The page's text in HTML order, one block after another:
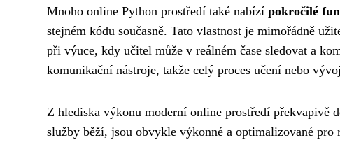
Mnoho online Python prostředí také nabízí pokročilé
stejném kódu současně. Tato vlastnost je mimořádně
při výuce, kdy učitel může v reálném čase sledovat a
komunikační nástroje, takže celý proces učení nebo
Z hlediska výkonu moderní online prostředí překvapivě
služby běží, jsou obvykle výkonné a optimalizované